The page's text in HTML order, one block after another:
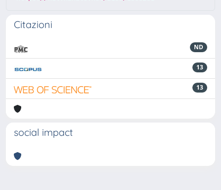
Citazioni
ND
13
13
social impact